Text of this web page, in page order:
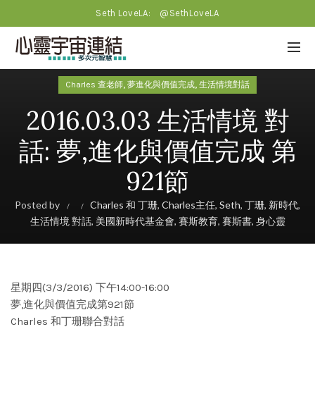
Seth LoveLA: @SethLoveLA
Charles 查老師, 夢進化與價值完成, 生活情境對話
2016.03.03 生活情境 對
話: 夢,進化與價值完成 第
921節
Posted by Charles 和 丁珊, Charles主任, Seth, 丁珊, 新時代,
生活情境 對話, 美國新時代基金會, 賽斯教育, 賽斯書, 身心靈
星期四(3/3/2016) 下午14:00-16:00
夢,進化與價值完成第921節
Charles 和丁珊聯合對話